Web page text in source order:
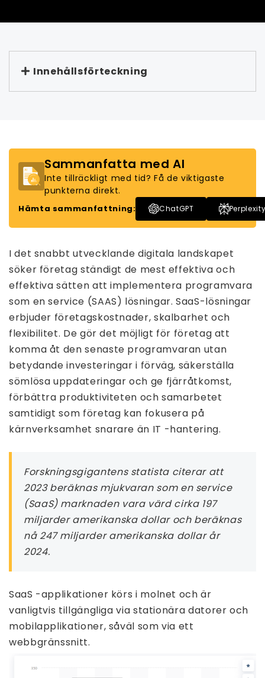
Innehållsförteckning
Sammanfatta med AI
Inte tillräckligt med tid? Få de viktigaste
punkterna direkt.
Hämta sammanfattning: ChatGPT
I det snabbt utvecklande digitala landskapet
söker företag ständigt de mest effektiva och
effektiva sätten att implementera programvara
som en service (SAAS) lösningar. SaaS-lösningar
erbjuder företagskostnader, skalbarhet och
flexibilitet. De gör det möjligt för företag att
komma åt den senaste programvaran utan
betydande investeringar i förväg, säkerställa
sömlösa uppdateringar och ge fjärråtkomst,
förbättra produktiviteten och samarbetet
samtidigt som företag kan fokusera på
kärnverksamhet snarare än IT -hantering.
Forskningsgigantens statista citerar att
2023 beräknas mjukvaran som en service
(SaaS) marknaden vara värd cirka 197
miljarder amerikanska dollar och beräknas
nå 247 miljarder amerikanska dollar år
2024.
SaaS -applikationer körs i molnet och är
vanligtvis tillgängliga via stationära datorer och
mobilapplikationer, såväl som via ett
webbgränssnitt.